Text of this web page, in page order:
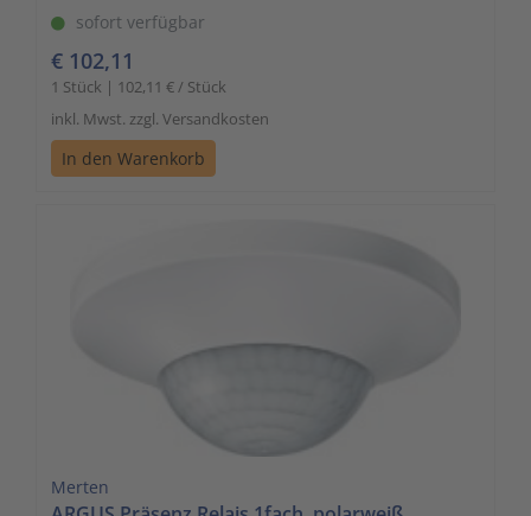
sofort verfügbar
€ 102,11
1 Stück | 102,11 € / Stück
inkl. Mwst. zzgl. Versandkosten
In den Warenkorb
Merten